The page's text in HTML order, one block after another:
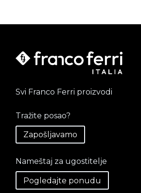
Svi Franco Ferri proizvodi
Tražite posao?
Zapošljavamo
Nameštaj za ugostitelje
Pogledajte ponudu